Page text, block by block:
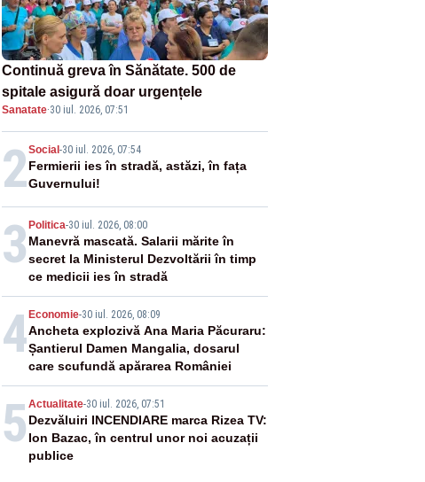
Continuă greva în Sănătate. 500 de
spitale asigură doar urgențele
Sanatate·30 iul. 2026, 07:51
2Social -30 iul. 2026, 07:54
Fermierii ies în stradă, astăzi, în fața
Guvernului!
3 Politica-30 iul. 2026, 08:00
Manevră mascată. Salarii mărite în
secret la Ministerul Dezvoltării în timp
ce medicii ies în stradă
4 Economie-30 iul. 2026, 08:09
Ancheta explozivă Ana Maria Păcuraru:
Șantierul Damen Mangalia, dosarul
care scufundă apărarea României
5 Actualitate-30 iul. 2026, 07:51
Dezvăluiri INCENDIARE marca Rizea TV:
Ion Bazac, în centrul unor noi acuzații
publice